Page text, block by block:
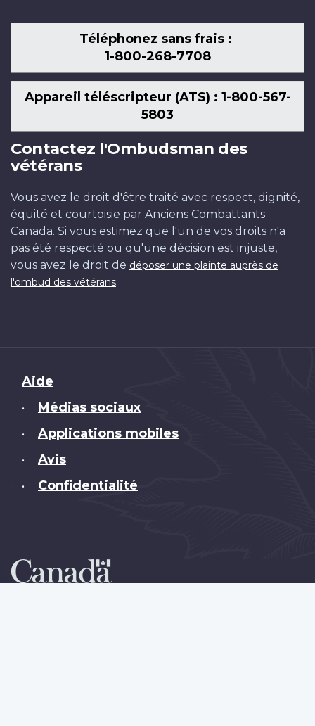
Téléphonez sans frais :
1-800-268-7708
Appareil téléscripteur (ATS) : 1-800-567-
5803
Contactez l'Ombudsman des
vétérans
Vous avez le droit d'être traité avec respect, dignité,
équité et courtoisie par Anciens Combattants
Canada. Si vous estimez que l'un de vos droits n'a
pas été respecté ou qu'une décision est injuste,
vous avez le droit de déposer une plainte auprès de
l'ombud des vétérans.
Brand
Aide
• Médias sociaux
• Applications mobiles
• Avis
• Confidentialité